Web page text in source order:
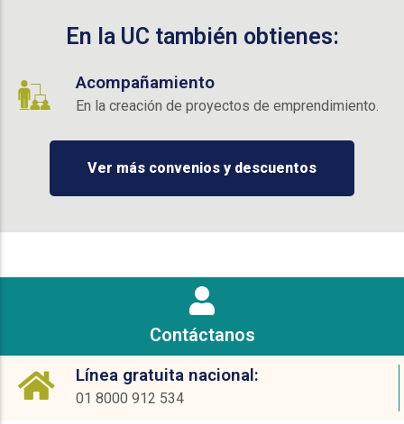
En la UC también obtienes:
Acompañamiento
En la creación de proyectos de emprendimiento.
Ver más convenios y descuentos
Contáctanos
Línea gratuita nacional:
01 8000 912 534